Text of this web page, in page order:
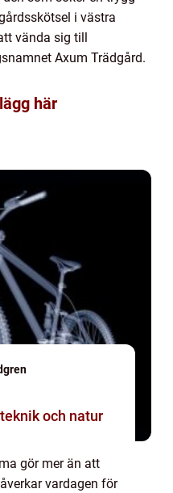
i västra
vända sig till
Axum Trädgård.
här
gör mer än att
vardagen för